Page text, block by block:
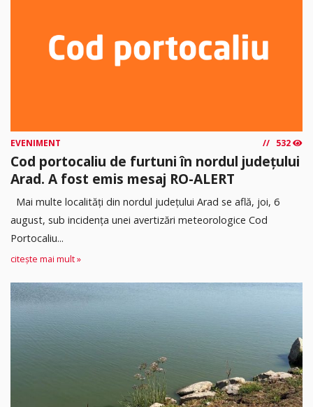
EVENIMENT 532
Cod portocaliu de furtuni în nordul județului
Arad. A fost emis mesaj RO-ALERT
Mai multe localități din nordul județului Arad se află, joi, 6
august, sub incidența unei avertizări meteorologice Cod
Portocaliu...
citește mai mult »